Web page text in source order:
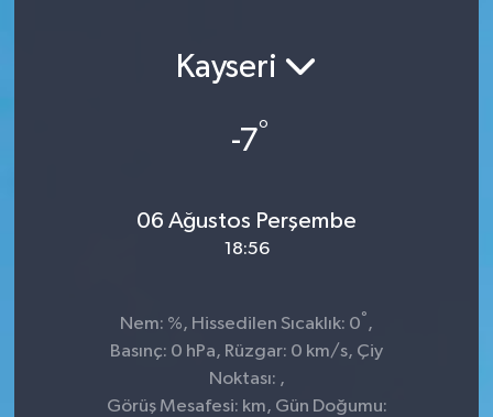
Kayseri
-7°
06 Ağustos Perşembe
18:56
Nem: %, Hissedilen Sıcaklık: 0° ,
Basınç: 0 hPa, Rüzgar: 0 km/s, Çiy
Noktası: ,
Görüş Mesafesi: km, Gün Doğumu: